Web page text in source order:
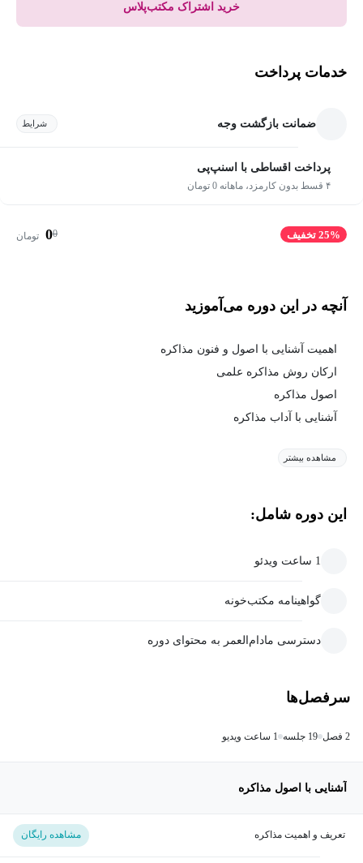
خرید اشتراک مکتب‌پلاس
خدمات پرداخت
ضمانت بازگشت وجه شرایط
پرداخت اقساطی با اسنپ‌پی
۴ قسط بدون کارمزد، ماهانه 0 تومان
25% تخفیف 0
0 تومان
آنچه در این دوره می‌آموزید
اهمیت آشنایی با اصول و فنون مذاکره
ارکان روش مذاکره علمی
اصول مذاکره
آشنایی با آداب مذاکره
مشاهده بیشتر
این دوره شامل:
1 ساعت ویدئو
گواهینامه مکتب‌خونه
دسترسی مادام‌العمر به محتوای دوره
سرفصل‌ها
2 فصل 19 جلسه 1 ساعت ویدیو
آشنایی با اصول مذاکره
تعریف و اهمیت مذاکره مشاهده رایگان